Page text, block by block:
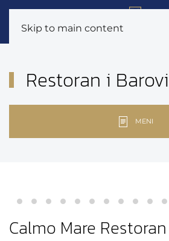
Skip to main content
Restoran i Barovi
MENI
Calmo Mare Restoran